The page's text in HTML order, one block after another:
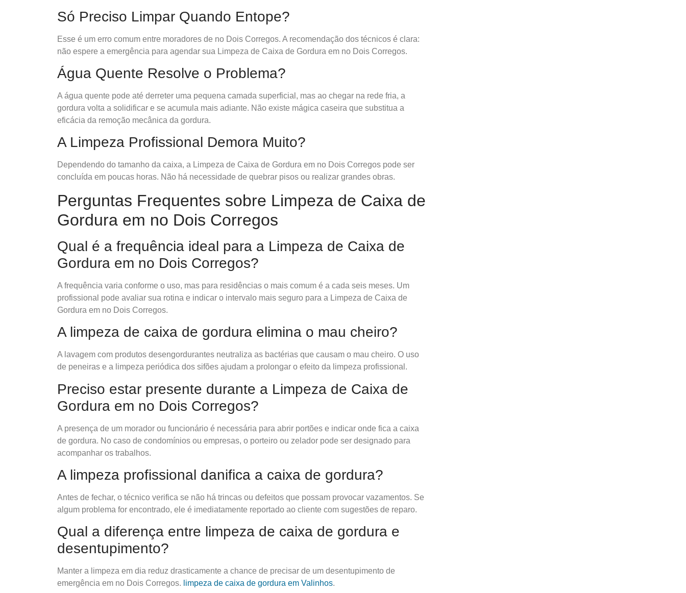
Só Preciso Limpar Quando Entope?
Esse é um erro comum entre moradores de no Dois Corregos. A recomendação dos técnicos é clara:
não espere a emergência para agendar sua Limpeza de Caixa de Gordura em no Dois Corregos.
Água Quente Resolve o Problema?
A água quente pode até derreter uma pequena camada superficial, mas ao chegar na rede fria, a
gordura volta a solidificar e se acumula mais adiante. Não existe mágica caseira que substitua a
eficácia da remoção mecânica da gordura.
A Limpeza Profissional Demora Muito?
Dependendo do tamanho da caixa, a Limpeza de Caixa de Gordura em no Dois Corregos pode ser
concluída em poucas horas. Não há necessidade de quebrar pisos ou realizar grandes obras.
Perguntas Frequentes sobre Limpeza de Caixa de
Gordura em no Dois Corregos
Qual é a frequência ideal para a Limpeza de Caixa de
Gordura em no Dois Corregos?
A frequência varia conforme o uso, mas para residências o mais comum é a cada seis meses. Um
profissional pode avaliar sua rotina e indicar o intervalo mais seguro para a Limpeza de Caixa de
Gordura em no Dois Corregos.
A limpeza de caixa de gordura elimina o mau cheiro?
A lavagem com produtos desengordurantes neutraliza as bactérias que causam o mau cheiro. O uso
de peneiras e a limpeza periódica dos sifões ajudam a prolongar o efeito da limpeza profissional.
Preciso estar presente durante a Limpeza de Caixa de
Gordura em no Dois Corregos?
A presença de um morador ou funcionário é necessária para abrir portões e indicar onde fica a caixa
de gordura. No caso de condomínios ou empresas, o porteiro ou zelador pode ser designado para
acompanhar os trabalhos.
A limpeza profissional danifica a caixa de gordura?
Antes de fechar, o técnico verifica se não há trincas ou defeitos que possam provocar vazamentos. Se
algum problema for encontrado, ele é imediatamente reportado ao cliente com sugestões de reparo.
Qual a diferença entre limpeza de caixa de gordura e
desentupimento?
Manter a limpeza em dia reduz drasticamente a chance de precisar de um desentupimento de
emergência em no Dois Corregos. limpeza de caixa de gordura em Valinhos.